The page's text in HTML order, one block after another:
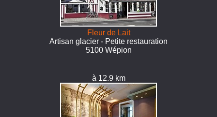
Fleur de Lait
Artisan glacier - Petite restauration
5100 Wépion
à 12.9 km